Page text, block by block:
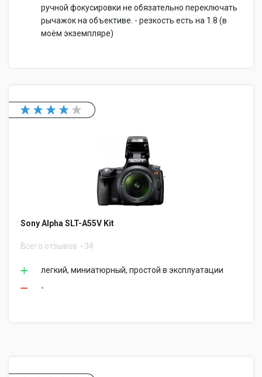
ручной фокусировки не обязательно переключать
рычажок на объективе. - резкость есть на 1.8 (в
моём экземпляре)
Sony Alpha SLT-A55V Kit
Всего отзывов 34
легкий, миниатюрный, простой в эксплуатации
-